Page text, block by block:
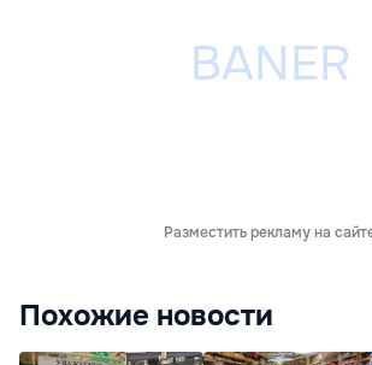
Разместить рекламу на
Похожие новости